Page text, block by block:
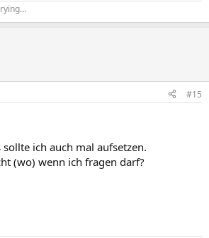
#15
ich auch mal aufsetzen.
(wo) wenn ich fragen darf?